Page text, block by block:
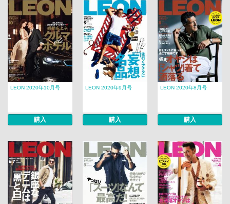
LEON 2020年10月号
購入
LEON 2020年9月号
購入
LEON 2020年8月号
購入